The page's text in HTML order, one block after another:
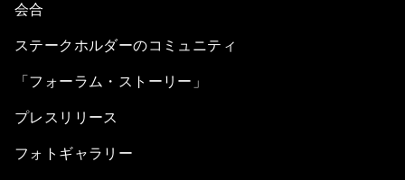
会合
ステークホルダーのコミュニティ
「フォーラム・ストーリー」
プレスリリース
フォトギャラリー